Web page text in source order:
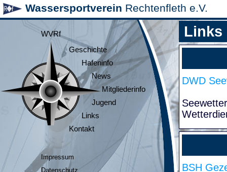
Wassersportverein Rechtenfleth e.V.
WVRf
Geschichte
Hafeninfo
News
Mitgliederinfo
Jugend
Links
Kontakt
Impressum
Datenschutz
Links
DWD
BSH